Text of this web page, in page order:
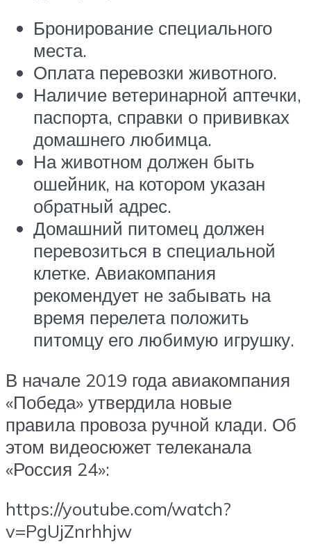
Бронирование специального
места.
Оплата перевозки животного.
Наличие ветеринарной аптечки,
паспорта, справки о прививках
домашнего любимца.
На животном должен быть
ошейник, на котором указан
обратный адрес.
Домашний питомец должен
перевозиться в специальной
клетке. Авиакомпания
рекомендует не забывать на
время перелета положить
питомцу его любимую игрушку.
В начале 2019 года авиакомпания
«Победа» утвердила новые
правила провоза ручной клади. Об
этом видеосюжет телеканала
«Россия 24»:
https://youtube.com/watch?
v=PgUjZnrhhjw